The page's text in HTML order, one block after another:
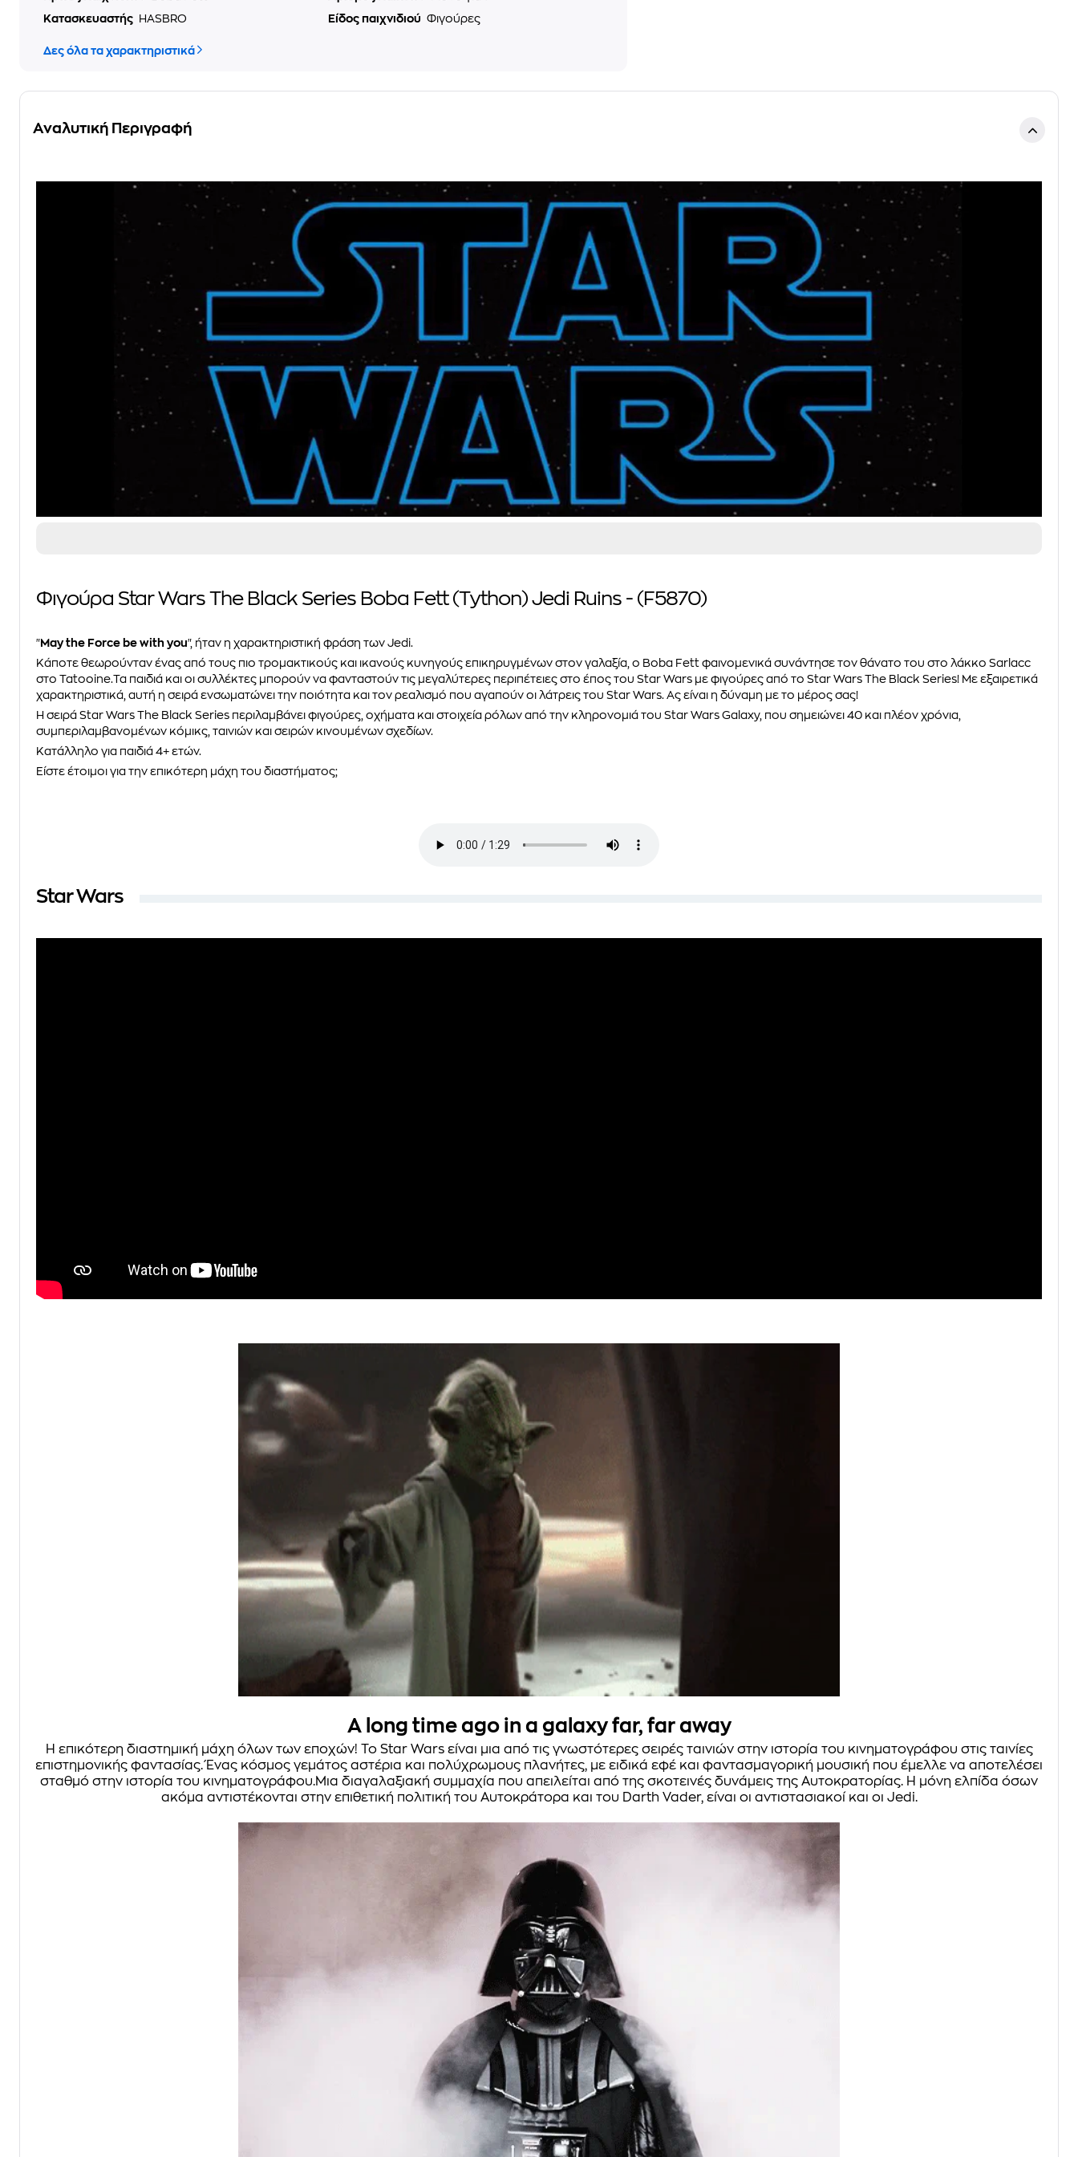
Κατασκευαστής
HASBRO Είδος παιχνιδιού Φιγούρες
Δες όλα τα χαρακτηριστικά
Αναλυτική Περιγραφή
Φιγούρα Star Wars The Black Series Boba Fett (Tython) Jedi Ruins - (F5870)
"May the Force be with you", ήταν η χαρακτηριστική φράση των Jedi.
Κάποτε θεωρούνταν ένας από τους πιο τρομακτικούς και ικανούς κυνηγούς επικηρυγμένων στον γαλαξία, ο Boba Fett φαινομενικά συνάντησε τον θάνατο του στο λάκκο Sarlacc
στο Tatooine.Τα παιδιά και οι συλλέκτες μπορούν να φανταστούν τις μεγαλύτερες περιπέτειες στο έπος του Star Wars με φιγούρες από το Star Wars The Black Series! Με εξαιρετικά
χαρακτηριστικά, αυτή η σειρά ενσωματώνει την ποιότητα και τον ρεαλισμό που αγαπούν οι λάτρεις του Star Wars. Ας είναι η δύναμη με το μέρος σας!
Η σειρά Star Wars The Black Series περιλαμβάνει φιγούρες, οχήματα και στοιχεία ρόλων από την κληρονομιά του Star Wars Galaxy, που σημειώνει 40 και πλέον χρόνια,
συμπεριλαμβανομένων κόμικς, ταινιών και σειρών κινουμένων σχεδίων.
Κατάλληλο για παιδιά 4+ ετών.
Είστε έτοιμοι για την επικότερη μάχη του διαστήματος;
Star Wars
A long time ago in a galaxy far, far away
Η επικότερη διαστημική μάχη όλων των εποχών! Το Star Wars είναι μια από τις γνωστότερες σειρές ταινιών στην ιστορία του κινηματογράφου στις ταινίες
επιστημονικής φαντασίας. Ένας κόσμος γεμάτος αστέρια και πολύχρωμους πλανήτες, με ειδικά εφέ και φαντασμαγορική μουσική που έμελλε να αποτελέσει
σταθμό στην ιστορία του κινηματογράφου.Μια διαγαλαξιακή συμμαχία που απειλείται από της σκοτεινές δυνάμεις της Αυτοκρατορίας. Η μόνη ελπίδα όσων
ακόμα αντιστέκονται στην επιθετική πολιτική του Αυτοκράτορα και του Darth Vader, είναι οι αντιστασιακοί και οι Jedi.